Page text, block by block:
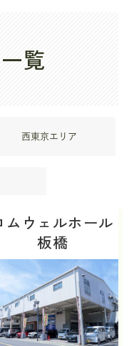
覧
西東京エリア
ムウェルホール
板橋